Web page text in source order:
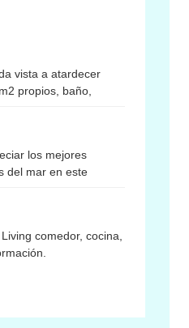
vista a atardecer
propios, baño,
los mejores
del mar en este
el espacio perfecto
total de 83 m², este
Su luminoso living-
ideal para
4 personas, es el
comedor, cocina,